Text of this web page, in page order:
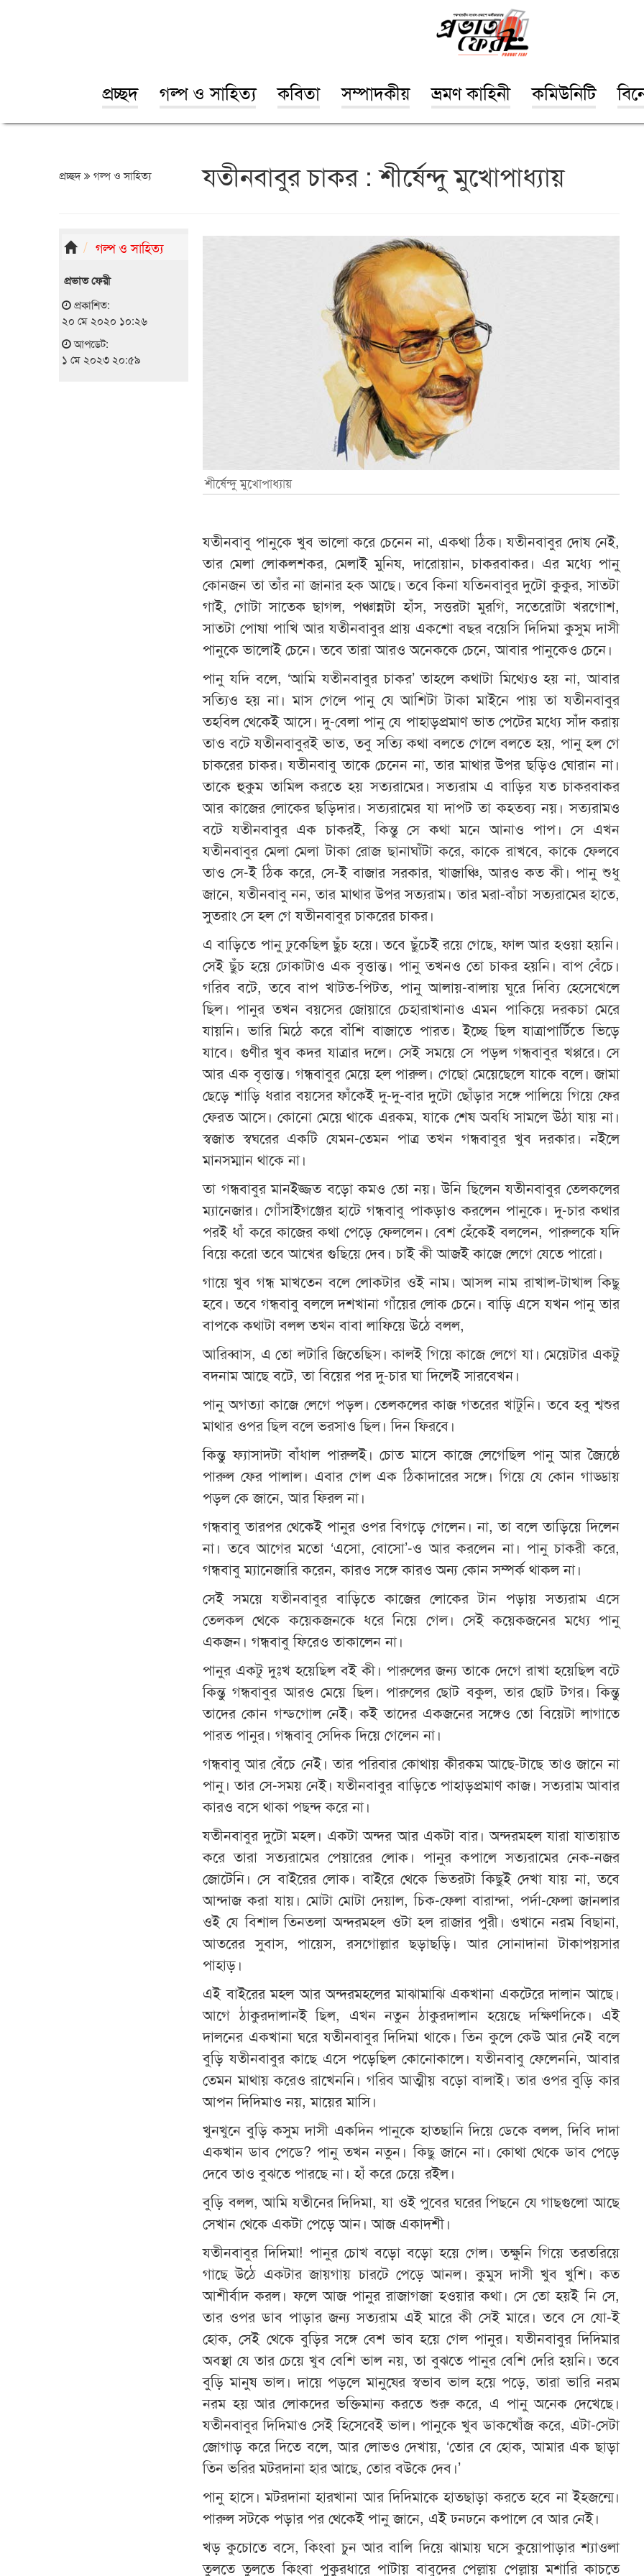
প্রচ্ছদ গল্প ও সাহিত্য কবিতা সম্পাদকীয় ভ্রমণ কাহিনী কমিউনিটি
প্রচ্ছদ গল্প ও সাহিত্য যতীনবাবুর চাকর : শীর্ষেন্দু মুখোপাধ্যায়
গল্প ও সাহিত্য
প্রভাত ফেরী
প্রকাশিত:
২০ মে ২০২০ ১০:২৬
আপডেট:
১ মে ২০২৩ ২০:৫৯
শীর্ষেন্দু মুখোপাধ্যায়
যতীনবাবু পানুকে খুব ভালো করে চেনেন না, একথা ঠিক। যতীনবাবুর দোষ নেই,
তার মেলা লোকলশকর, মেলাই মুনিষ, দারোয়ান, চাকরবাকর। এর মধ্যে পানু
কোনজন তা তাঁর না জানার হক আছে। তবে কিনা যতিনবাবুর দুটো কুকুর, সাতটা
গাই, গোটা সাতেক ছাগল, পঞ্চান্নটা হাঁস, সত্তরটা মুরগি, সতেরোটা খরগোশ,
সাতটা পোষা পাখি আর যতীনবাবুর প্রায় একশো বছর বয়েসি দিদিমা কুসুম দাসী
পানুকে ভালোই চেনে। তবে তারা আরও অনেককে চেনে, আবার পানুকেও চেনে।
পানু যদি বলে, ‘আমি যতীনবাবুর চাকর’ তাহলে কথাটা মিথ্যেও হয় না, আবার
সত্যিও হয় না। মাস গেলে পানু যে আশিটা টাকা মাইনে পায় তা যতীনবাবুর
তহবিল থেকেই আসে। দু-বেলা পানু যে পাহাড়প্রমাণ ভাত পেটের মধ্যে সাঁদ করায়
তাও বটে যতীনবাবুরই ভাত, তবু সত্যি কথা বলতে গেলে বলতে হয়, পানু হল গে
চাকরের চাকর। যতীনবাবু তাকে চেনেন না, তার মাথার উপর ছড়িও ঘোরান না।
তাকে হুকুম তামিল করতে হয় সত্যরামের। সত্যরাম এ বাড়ির যত চাকরবাকর
আর কাজের লোকের ছড়িদার। সত্যরামের যা দাপট তা কহতব্য নয়। সত্যরামও
বটে যতীনবাবুর এক চাকরই, কিন্তু সে কথা মনে আনাও পাপ। সে এখন
যতীনবাবুর মেলা মেলা টাকা রোজ ছানাঘাঁটা করে, কাকে রাখবে, কাকে ফেলবে
তাও সে-ই ঠিক করে, সে-ই বাজার সরকার, খাজাঞ্চি, আরও কত কী। পানু শুধু
জানে, যতীনবাবু নন, তার মাথার উপর সত্যরাম। তার মরা-বাঁচা সত্যরামের হাতে,
সুতরাং সে হল গে যতীনবাবুর চাকরের চাকর।
এ বাড়িতে পানু ঢুকেছিল ছুঁচ হয়ে। তবে ছুঁচেই রয়ে গেছে, ফাল আর হওয়া হয়নি।
সেই ছুঁচ হয়ে ঢোকাটাও এক বৃত্তান্ত। পানু তখনও তো চাকর হয়নি। বাপ বেঁচে।
গরিব বটে, তবে বাপ খাটত-পিটত, পানু আলায়-বালায় ঘুরে দিব্যি হেসেখেলে
ছিল। পানুর তখন বয়সের জোয়ারে চেহারাখানাও এমন পাকিয়ে দরকচা মেরে
যায়নি। ভারি মিঠে করে বাঁশি বাজাতে পারত। ইচ্ছে ছিল যাত্রাপার্টিতে ভিড়ে
যাবে। গুণীর খুব কদর যাত্রার দলে। সেই সময়ে সে পড়ল ­­­গন্ধবাবুর খপ্পরে। সে
আর এক বৃত্তান্ত। গন্ধবাবুর মেয়ে হল পারুল। গেছো মেয়েছেলে যাকে বলে। জামা
ছেড়ে শাড়ি ধরার বয়সের ফাঁকেই দু-দু-বার দুটো ছোঁড়ার সঙ্গে পালিয়ে গিয়ে ফের
ফেরত আসে। কোনো মেয়ে থাকে এরকম, যাকে শেষ অবধি সামলে উঠা যায় না।
স্বজাত স্বঘরের একটি যেমন-তেমন পাত্র তখন গন্ধবাবুর খুব দরকার। নইলে
মানসম্মান থাকে না।
তা গন্ধবাবুর মানইজ্জত বড়ো কমও তো নয়। উনি ছিলেন যতীনবাবুর তেলকলের
ম্যানেজার। গোঁসাইগঞ্জের হাটে গন্ধবাবু পাকড়াও করলেন পানুকে। দু-চার কথার
পরই ধাঁ করে কাজের কথা পেড়ে ফেললেন। বেশ হেঁকেই বললেন, পারুলকে যদি
বিয়ে করো তবে আখের ‍গুছিয়ে দেব। চাই কী আজই কাজে লেগে যেতে পারো।
গায়ে খুব গন্ধ মাখতেন বলে লোকটার ওই নাম। আসল নাম রাখাল-টাখাল কিছু
হবে। তবে গন্ধবাবু বললে দশখানা গাঁয়ের লোক চেনে। বাড়ি এসে যখন পানু তার
বাপকে কথাটা বলল তখন বাবা লাফিয়ে উঠে বলল,
আরিব্বাস, এ তো লটারি জিতেছিস। কালই গিয়ে কাজে লেগে যা। মেয়েটার একটু
বদনাম আছে বটে, তা বিয়ের পর দু-চার ঘা দিলেই সারবেখন।
পানু অগত্যা কাজে লেগে পড়ল। তেলকলের কাজ গতরের খাটুনি। তবে হবু শ্বশুর
মাথার ওপর ছিল বলে ভরসাও ছিল। দিন ফিরবে।
কিন্তু ফ্যাসাদটা বাঁধাল পারুলই। চোত মাসে কাজে লেগেছিল পানু আর জ্যৈষ্ঠে
পারুল ফের পালাল। এবার গেল এক ঠিকাদারের সঙ্গে। গিয়ে যে কোন গাড্ডায়
পড়ল কে জানে, আর ফিরল না।
গন্ধবাবু তারপর থেকেই পানুর ওপর বিগড়ে গেলেন। না, তা বলে তাড়িয়ে দিলেন
না। তবে আগের মতো ‘এসো, বোসো’-ও আর করলেন না। পানু চাকরী করে,
গন্ধবাবু ম্যানেজারি করেন, কারও সঙ্গে কারও অন্য কোন সম্পর্ক থাকল না।
সেই সময়ে যতীনবাবুর বাড়িতে কাজের লোকের টান পড়ায় সত্যরাম এসে
তেলকল থেকে কয়েকজনকে ধরে নিয়ে গেল। সেই কয়েকজনের মধ্যে পানু
একজন। গন্ধবাবু ফিরেও তাকালেন না।
পানুর একটু দুঃখ হয়েছিল বই কী। পারুলের জন্য তাকে দেগে রাখা হয়েছিল বটে
কিন্তু গন্ধবাবুর আরও মেয়ে ছিল। পারুলের ছোট বকুল, তার ছোট টগর। কিন্তু
তাদের কোন গন্ডগোল নেই। কই তাদের একজনের সঙ্গেও তো বিয়েটা লাগাতে
পারত পানুর। গন্ধবাবু সেদিক দিয়ে গেলেন না।
গন্ধবাবু আর বেঁচে নেই। তার পরিবার কোথায় কীরকম আছে-টাছে তাও জানে না
পানু। তার সে-সময় নেই। যতীনবাবুর বাড়িতে পাহাড়প্রমাণ কাজ। সত্যরাম আবার
কারও বসে থাকা পছন্দ করে না।
যতীনবাবুর দুটো মহল। একটা অন্দর আর একটা বার। অন্দরমহল যারা যাতায়াত
করে তারা সত্যরামের পেয়ারের লোক। পানুর কপালে সত্যরামের নেক-নজর
জোটেনি। সে বাইরের লোক। বাইরে থেকে ভিতরটা কিছুই দেখা যায় না, তবে
আন্দাজ করা যায়। মোটা মোটা দেয়াল, চিক-ফেলা বারান্দা, পর্দা-ফেলা জানলার
ওই যে বিশাল তিনতলা অন্দরমহল ওটা হল রাজার পুরী। ওখানে নরম বিছানা,
আতরের সুবাস, পায়েস, রসগোল্লার ছড়াছড়ি। আর সোনাদানা টাকাপয়সার
পাহাড়।
এই বাইরের মহল আর অন্দরমহলের মাঝামাঝি একখানা একটেরে দালান আছে।
আগে ঠাকুরদালানই ছিল, এখন নতুন ঠাকুরদালান হয়েছে দক্ষিণদিকে। এই
দালনের একখানা ঘরে যতীনবাবুর দিদিমা থাকে। তিন কুলে কেউ আর নেই বলে
বুড়ি যতীনবাবুর কাছে এসে পড়েছিল কোনোকালে। যতীনবাবু ফেলেননি, আবার
তেমন মাথায় করেও রাখেননি। গরিব আত্মীয় বড়ো বালাই। তার ওপর বুড়ি কার
আপন দিদিমাও নয়, মায়ের মাসি।
খুনখুনে বুড়ি ‍কসুম দাসী একদিন পানুকে হাতছানি দিয়ে ডেকে বলল, দিবি দাদা
একখান ডাব পেডে? পানু তখন নতুন। কিছু জানে না। কোথা থেকে ডাব পেড়ে
দেবে তাও বুঝতে পারছে না। হাঁ করে চেয়ে রইল।
বুড়ি বলল, আমি যতীনের দিদিমা, যা ওই পুবের ঘরের পিছনে যে গাছগুলো আছে
সেখান থেকে একটা পেড়ে আন। আজ একাদশী।
যতীনবাবুর দিদিমা! পানুর চোখ বড়ো বড়ো হয়ে গেল। তক্ষুনি গিয়ে তরতরিয়ে
গাছে উঠে একটার জায়গায় চারটে পেড়ে আনল। কুমুস দাসী খুব খুশি। কত
আশীর্বাদ করল। ফলে আজ পানুর রাজাগজা হওয়ার কথা। সে তো হয়ই নি সে,
তার ওপর ডাব পাড়ার জন্য সত্যরাম এই মারে কী সেই মারে। তবে সে যাে-ই
হোক, সেই থেকে বুড়ির সঙ্গে বেশ ভাব হয়ে গেল পানুর। যতীনবাবুর দিদিমার
অবস্থা যে তার চেয়ে খুব বেশি ভাল নয়, তা বুঝতে পানুর বেশি দেরি হয়নি। তবে
বুড়ি মানুষ ভাল। দায়ে পড়লে মানুষের স্বভাব ভাল হয়ে পড়ে, তারা ভারি নরম
নরম হয় আর লোকদের ভক্তিমান্য করতে শুরু করে, এ পানু অনেক দেখেছে।
যতীনবাবুর দিদিমাও সেই হিসেবেই ভাল। পানুকে খুব ডাকখোঁজ করে, এটা-সেটা
জোগাড় করে দিতে বলে, আর লোভও দেখায়, ‘তোর বে হোক, আমার এক ছাড়া
তিন ভরির মটরদানা হার আছে, তোর বউকে দেব।’
পানু হাসে। মটরদানা হারখানা আর দিদিমাকে হাতছাড়া করতে হবে না ইহজন্মে।
পারুল সটকে পড়ার পর থেকেই পানু জানে, এই ঢনঢনে কপালে বে আর নেই।
খড় কুচোতে বসে, কিংবা চুন আর বালি দিয়ে ঝামায় ঘসে কুয়োপাড়ার শ্যাওলা
তুলতে তুলতে কিংবা পুকুরধারে পাটায় বাবুদের পেল্লায় পেল্লায় মশারি কাচতে